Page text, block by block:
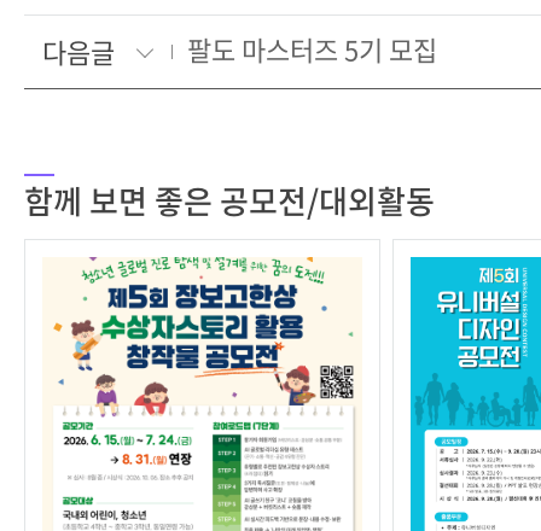
다음글
팔도 마스터즈 5기 모집
함께 보면 좋은 공모전/대외활동